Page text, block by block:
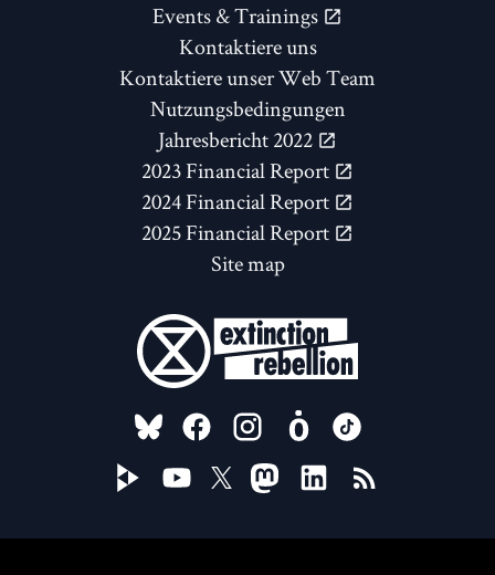
Events & Trainings
Kontaktiere uns
Kontaktiere unser Web Team
Nutzungsbedingungen
Jahresbericht 2022
2023 Financial Report
2024 Financial Report
2025 Financial Report
Site map
FOLLOW US ON